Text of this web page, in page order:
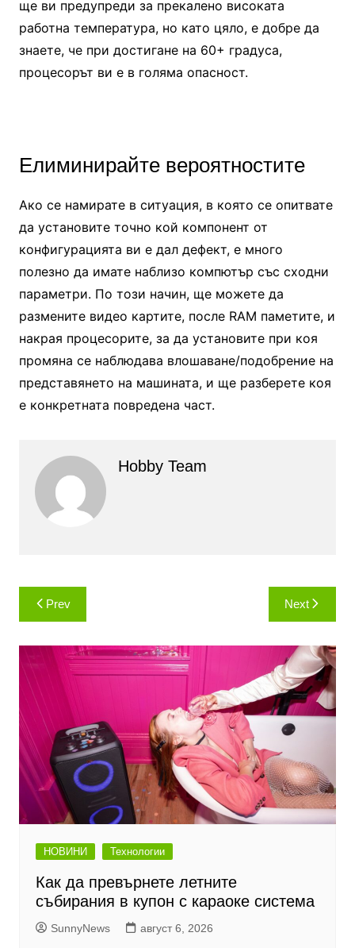
ще ви предупреди за прекалено високата
работна температура, но като цяло, е добре да
знаете, че при достигане на 60+ градуса,
процесорът ви е в голяма опасност.
Елиминирайте вероятностите
Ако се намирате в ситуация, в която се опитвате
да установите точно кой компонент от
конфигурацията ви е дал дефект, е много
полезно да имате наблизо компютър със сходни
параметри. По този начин, ще можете да
размените видео картите, после RAM паметите, и
накрая процесорите, за да установите при коя
промяна се наблюдава влошаване/подобрение на
представянето на машината, и ще разберете коя
е конкретната повредена част.
Hobby Team
Навигация
Prev Next
НОВИНИ Технологии
Как да превърнете летните
събирания в купон с караоке система
SunnyNews август 6, 2026